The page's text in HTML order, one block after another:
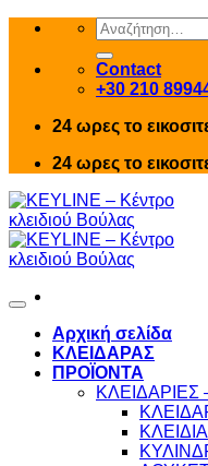
Skip
content
Αναζήτηση
για:
Contact
+30 210
24 ωρες το
24 ωρες το
Αρχική σελίδα
ΚΛΕΙΔΑΡΑΣ
ΠΡΟΪΟΝΤΑ
ΚΛΕΙΔΙΑ